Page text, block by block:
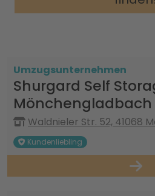
Umzugsunternehmen
Shurgard Self
Waldnieler Str. 52, 41068
Kundenliebling